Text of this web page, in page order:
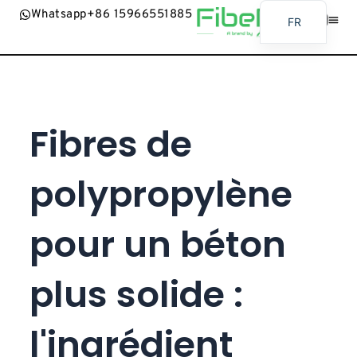
Whatsapp+86 15966551885
Fibres de
polypropylène
pour un béton
plus solide :
l'ingrédient
FR
PT